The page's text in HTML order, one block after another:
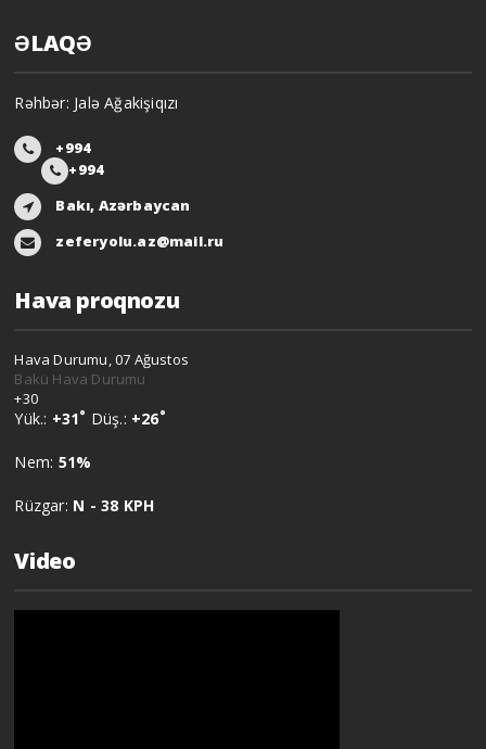
ƏLAQƏ
Rəhbər: Jalə Ağakişiqızı
+994
+994
Bakı, Azərbaycan
zeferyolu.az@mail.ru
Hava proqnozu
Hava Durumu, 07 Ağustos
Bakü Hava Durumu
+30
Yük.: +31° Düş.: +26°
Nem: 51%
Rüzgar: N - 38 KPH
Video